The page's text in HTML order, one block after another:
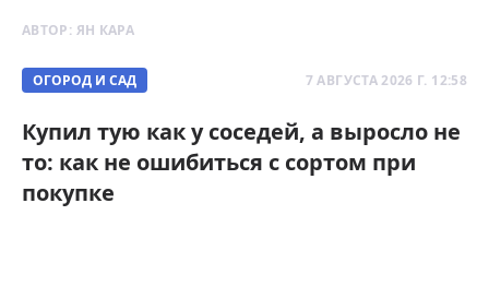
АВТОР: ЯН КАРА
ОГОРОД И САД 7 АВГУСТА 2026 Г. 12:58
Купил тую как у соседей, а выросло не
то: как не ошибиться с сортом при
покупке